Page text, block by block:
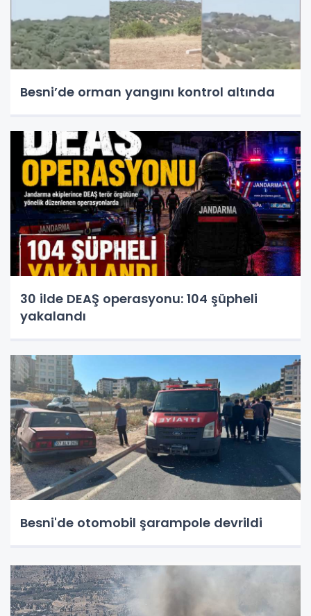
Besni’de orman yangını kontrol altında
30 ilde DEAŞ operasyonu: 104 şüpheli
yakalandı
Besni'de otomobil şarampole devrildi